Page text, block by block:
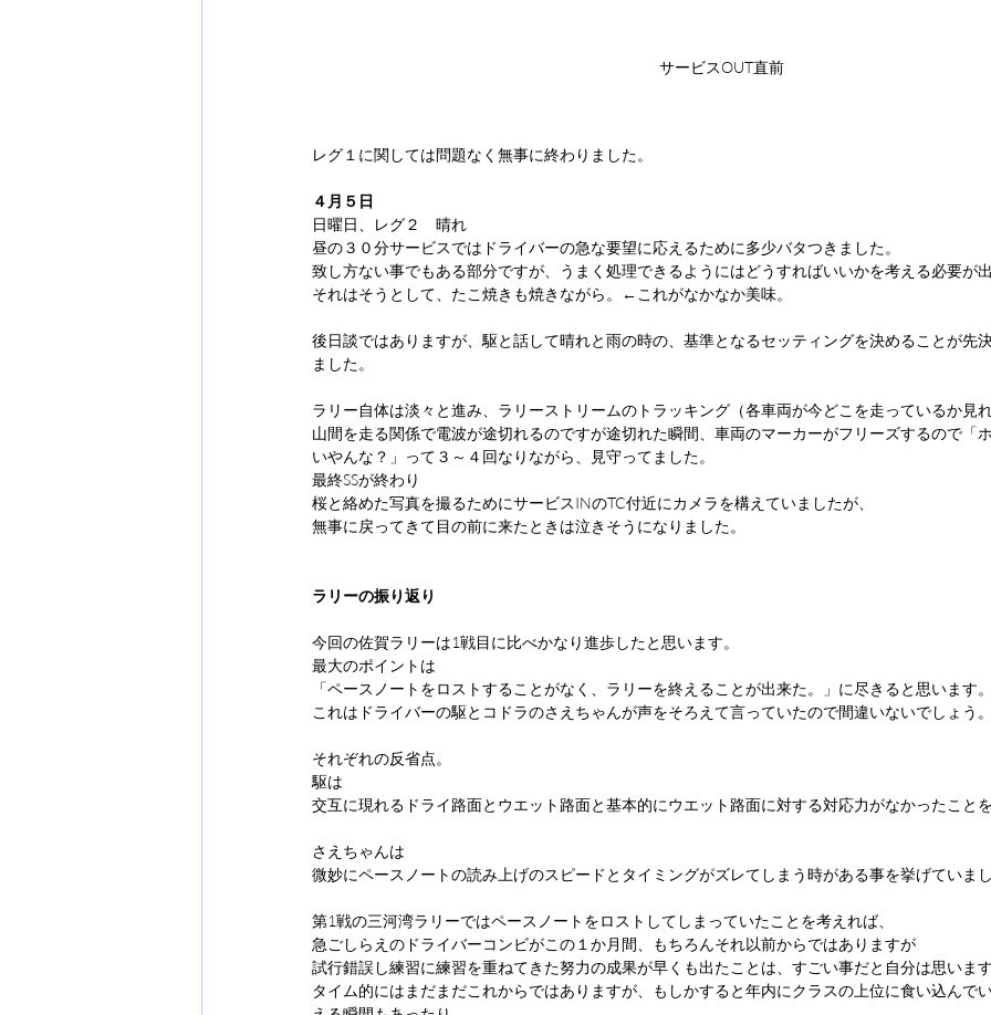
サービスOUT直前
レグ１に関しては問題なく無事に終わりました。
４月５日
日曜日、レグ２　晴れ
昼の３０分サービスではドライバーの急な要望に応えるために多少バタつきました。
致し方ない事でもある部分ですが、うまく処理できるようにはどうすればいいかを考える必要が
それはそうとして、たこ焼きも焼きながら。←これがなかなか美味。
後日談ではありますが、駆と話して晴れと雨の時の、基準となるセッティングを決めることが先
ました。
ラリー自体は淡々と進み、ラリーストリームのトラッキング（各車両が今どこを走っているか見
山間を走る関係で電波が途切れるのですが途切れた瞬間、車両のマーカーがフリーズするので「
いやんな？」って３～４回なりながら、見守ってました。
最終SSが終わり
桜と絡めた写真を撮るためにサービスINのTC付近にカメラを構えていましたが、
無事に戻ってきて目の前に来たときは泣きそうになりました。
ラリーの振り返り
今回の佐賀ラリーは1戦目に比べかなり進歩したと思います。
最大のポイントは
「ペースノートをロストすることがなく、ラリーを終えることが出来た。」に尽きると思います
これはドライバーの駆とコドラのさえちゃんが声をそろえて言っていたので間違いないでしょう
それぞれの反省点。
駆は
交互に現れるドライ路面とウエット路面と基本的にウエット路面に対する対応力がなかったこと
さえちゃんは
微妙にペースノートの読み上げのスピードとタイミングがズレてしまう時がある事を挙げていま
第1戦の三河湾ラリーではペースノートをロストしてしまっていたことを考えれば、
急ごしらえのドライバーコンビがこの１か月間、もちろんそれ以前からではありますが
試行錯誤し練習に練習を重ねてきた努力の成果が早くも出たことは、すごい事だと自分は思いま
タイム的にはまだまだこれからではありますが、もしかすると年内にクラスの上位に食い込んで